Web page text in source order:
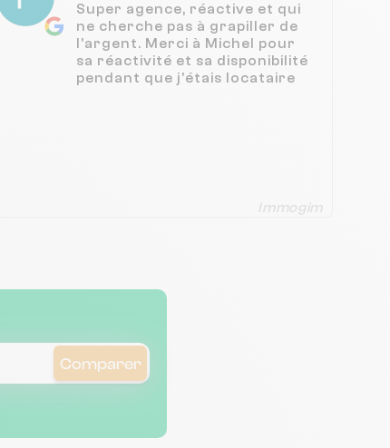
Super agence, réactive et qui
ne cherche pas à grapiller de
l'argent. Merci à Michel pour
sa réactivité et sa disponibilité
pendant que j'étais locataire
Immogim
Comparer